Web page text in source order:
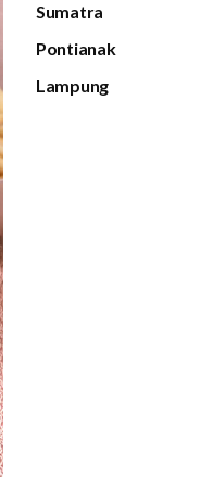
Sumatra
Pontianak
Lampung